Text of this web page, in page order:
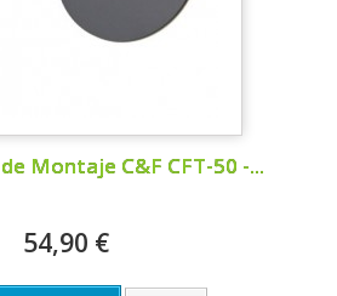
Montaje C&F CFT-50 -...
54,90 €